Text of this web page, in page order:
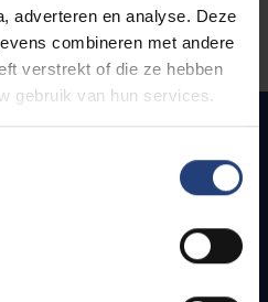
adverteren en analyse. Deze
combineren met andere
verstrekt of die ze hebben
gebruik van hun services.